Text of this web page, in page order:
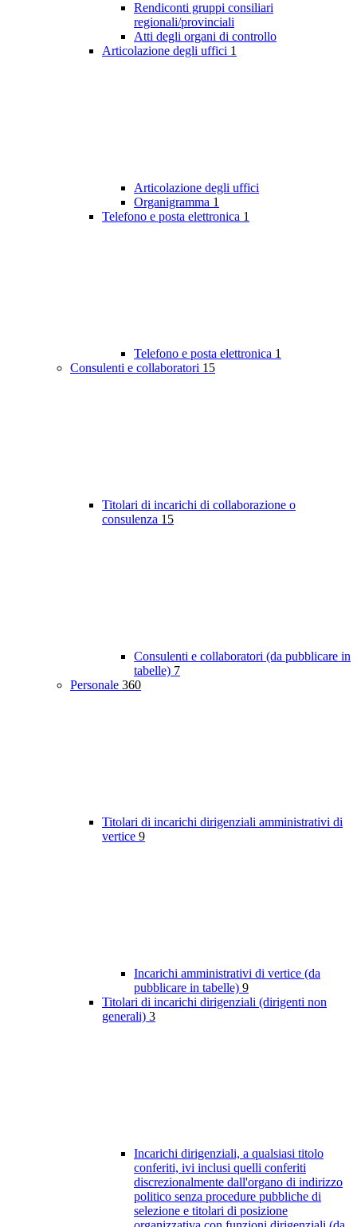
Rendiconti gruppi consiliari
regionali/provinciali
Atti degli organi di controllo
Articolazione degli uffici 1
Articolazione degli uffici
Organigramma 1
Telefono e posta elettronica 1
Telefono e posta elettronica 1
Consulenti e collaboratori 15
Titolari di incarichi di collaborazione o
consulenza 15
Consulenti e collaboratori (da pubblicare in
tabelle) 7
Personale 360
Titolari di incarichi dirigenziali amministrativi di
vertice 9
Incarichi amministrativi di vertice (da
pubblicare in tabelle) 9
Titolari di incarichi dirigenziali (dirigenti non
generali) 3
Incarichi dirigenziali, a qualsiasi titolo
conferiti, ivi inclusi quelli conferiti
discrezionalmente dall'organo di indirizzo
politico senza procedure pubbliche di
selezione e titolari di posizione